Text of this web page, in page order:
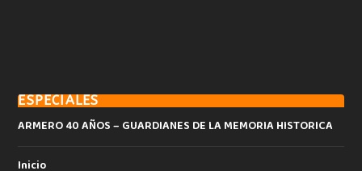
ESPECIALES
ARMERO 40 AÑOS – GUARDIANES DE LA MEMORIA HISTORICA
Inicio